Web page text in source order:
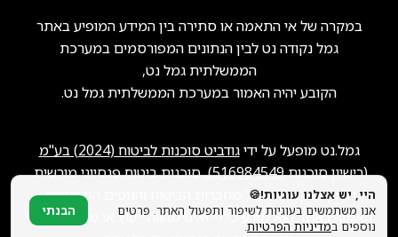
במקרה של אי התאמה או סתירה בין המידע המופיע באתר
גמל נקודה נט לבין הנתונים המפורסמים במערכת
הממשלתית גמל נט,
הקובע יהיה האמור במערכת הממשלתית גמל נט.
גמל.נט מופעל על ידיגודביט סוכנות לביטוח (2024) בע"מ
(רישיון סוכנות516984549), סוכנות ביטוח פנסיוני מורשית.
ייתכן שנקבל תגמול מחברות הביטוח והגופים המוסדיים.
האמור באתר הוא מידע כללי ואינו מהווה ייעוץ או שיווק פנסיוני
היי, יש אצלנו עוגיות!🍪
אנו משתמשים בעוגיות לשיפור ותפעול האתר. פרטים
נוספים במדיניות הפרטיות.
הבנתי